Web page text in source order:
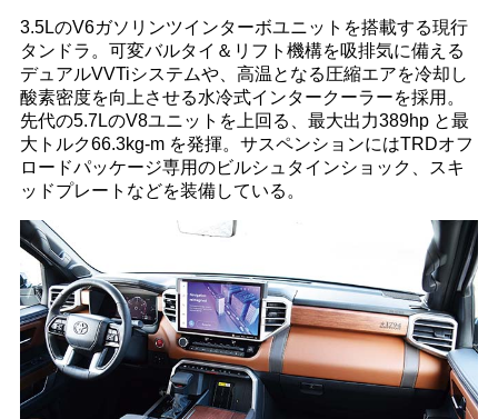
3.5LのV6ガソリンツインターボユニットを搭載する現行
タンドラ。可変バルタイ＆リフト機構を吸排気に備える
デュアルVVTiシステムや、高温となる圧縮エアを冷却し
酸素密度を向上させる水冷式インタークーラーを採用。
先代の5.7LのV8ユニットを上回る、最大出力389hp と最
大トルク66.3kg-m を発揮。サスペンションにはTRDオフ
ロードパッケージ専用のビルシュタインショック、スキ
ッドプレートなどを装備している。